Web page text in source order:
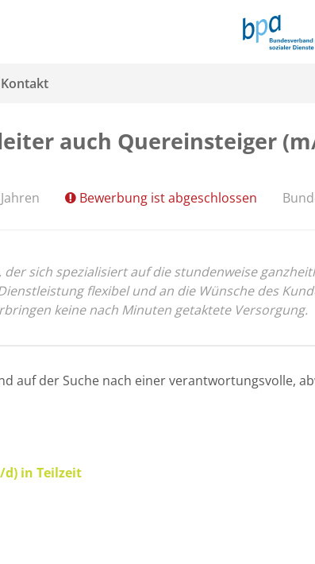
Kontakt
auch Quereinsteiger
Bewerbung ist abgeschlossen
sich spezialisiert auf die stundenweise
flexibel und an die Wünsche des
keine nach Minuten getaktete Versorgung.
auf der Suche nach einer verantwortungsvolle,
in Teilzeit